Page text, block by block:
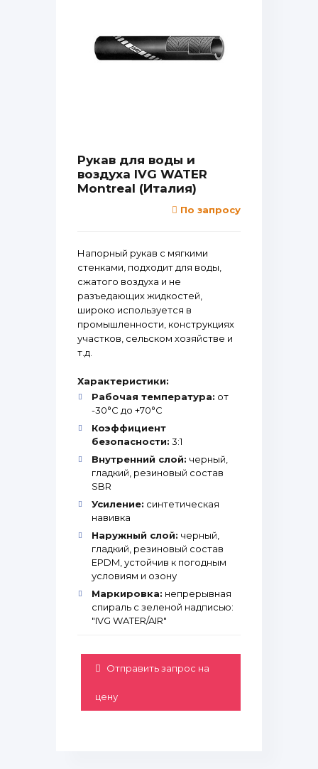
Рукав для воды и
воздуха IVG WATER
Montreal (Италия)
По запросу
Напорный рукав с мягкими
стенками, подходит для воды,
сжатого воздуха и не
разъедающих жидкостей,
широко используется в
промышленности, конструкциях
участков, сельском хозяйстве и
т.д.
Характеристики:
Рабочая температура: от
-30°С до +70°С
Коэффициент
безопасности: 3:1
Внутренний слой: черный,
гладкий, резиновый состав
SBR
Усиление: синтетическая
навивка
Наружный слой: черный,
гладкий, резиновый состав
EPDM, устойчив к погодным
условиям и озону
Маркировка: непрерывная
спираль с зеленой надписью:
"IVG WATER/AIR"
Отправить запрос на
цену